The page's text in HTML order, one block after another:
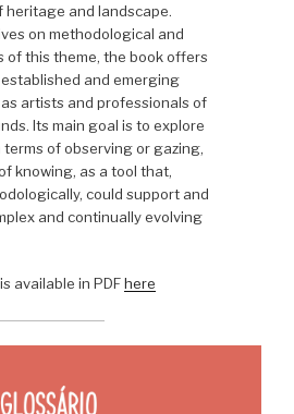
heritage and landscape.
on methodological and
of this theme, the book offers
and emerging
artists and professionals of
Its main goal is to explore
of observing or gazing,
knowing, as a tool that,
could support and
and continually evolving
is available in PDFhere